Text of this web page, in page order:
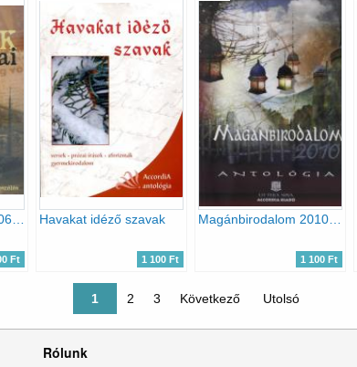
Vészidők hangjai 2006 (szépirodalmi antológia)
Ft
Havakat idéző szavak
1 100 Ft
Magánbirodalom 2010 - Antológia
1 100 Ft
Jelenlegi oldal
1 Oldal
2 Oldal
3 Következő oldal
Következő Utolsó oldal
Utolsó
Rólunk